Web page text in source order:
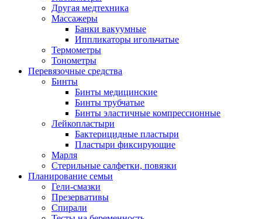
Другая медтехника
Массажеры
Банки вакуумные
Иппликаторы игольчатые
Термометры
Тонометры
Перевязочные средства
Бинты
Бинты медицинские
Бинты трубчатые
Бинты эластичные компрессионные
Лейкопластыри
Бактерицидные пластыри
Пластыри фиксирующие
Марля
Стерильные салфетки, повязки
Планирование семьи
Гели-смазки
Презервативы
Спирали